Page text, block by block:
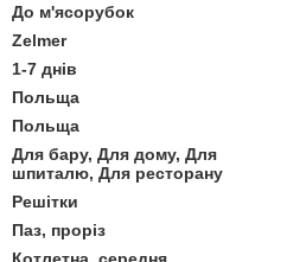
До м'ясорубок
Zelmer
1-7 днів
Польща
Польща
Для бару, Для дому, Для
шпиталю, Для ресторану
Решітки
Паз, проріз
Котлетна, середня